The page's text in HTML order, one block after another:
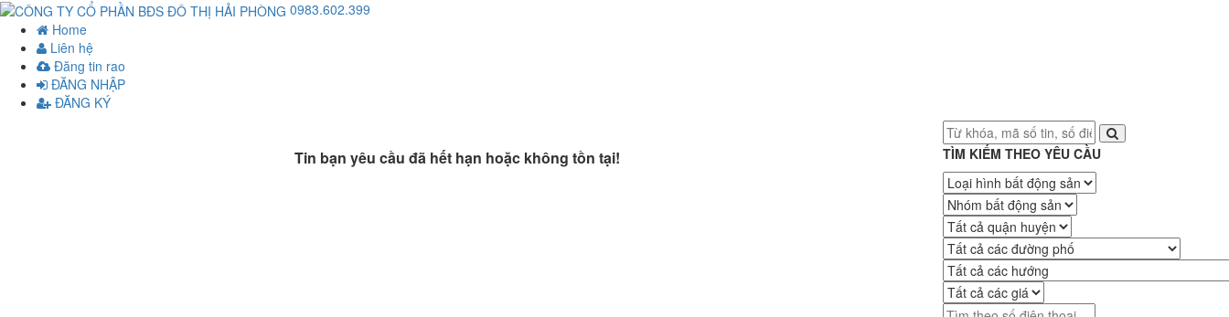
0983.602.399
Home
Liên hệ
Đăng tin rao
ĐĂNG NHẬP
ĐĂNG KÝ
Tin bạn yêu cầu đã hết hạn hoặc không tồn tại! TÌM KIẾM THEO YÊU CẦU